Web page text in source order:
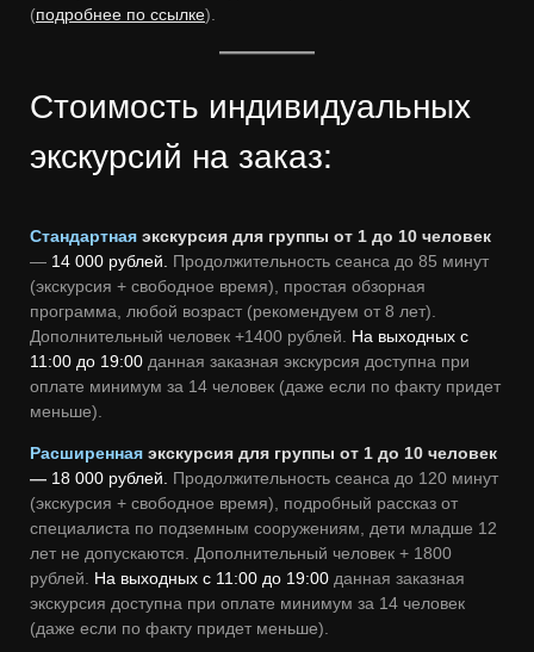
(подробнее по ссылке).
Стоимость индивидуальных
экскурсий на заказ:
Стандартная экскурсия для группы от 1 до 10 человек
— 14 000 рублей.
Продолжительность сеанса до 85 минут
(экскурсия + свободное время), простая обзорная
программа, любой возраст (рекомендуем от 8 лет).
Дополнительный человек +1400 рублей. На выходных с
11:00 до 19:00 данная заказная экскурсия доступна при
оплате минимум за 14 человек (даже если по факту придет
меньше).
Расширенная экскурсия для группы от 1 до 10 человек
— 18 000 рублей. Продолжительность сеанса до 120 минут
(экскурсия + свободное время), подробный рассказ от
специалиста по подземным сооружениям, дети младше 12
лет не допускаются. Дополнительный человек + 1800
рублей. На выходных с 11:00 до 19:00 данная заказная
экскурсия доступна при оплате минимум за 14 человек
(даже если по факту придет меньше).